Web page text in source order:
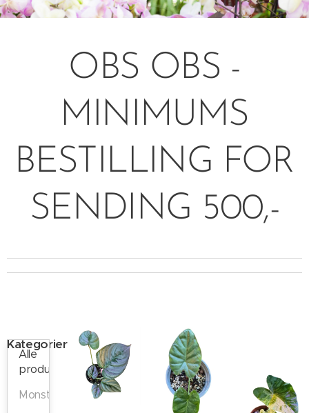
OBS OBS -
MINIMUMS
BESTILLING FOR
SENDING 500,-
Kategorier
Alle
produkter
Monstera